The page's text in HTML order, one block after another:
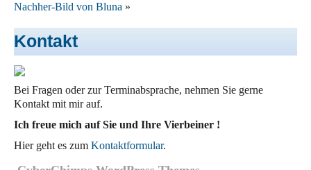
Referenzen
Team Fell Friseur
Impressum
Datenschutz
Nachher-Bild von Bluna »
Kontakt
Bei Fragen oder zur Terminabsprache, nehmen Sie gerne
Kontakt mit mir auf.
Ich freue mich auf Sie und Ihre Vierbeiner !
Hier geht es zum Kontaktformular.